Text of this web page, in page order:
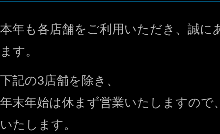
本年も各店舗をご利用いただき、誠に
ます。
下記の3店舗を除き、
年末年始は休まず営業いたしますので
いたします。